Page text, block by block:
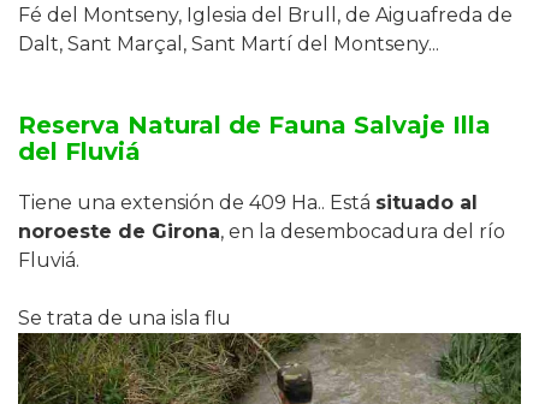
Fé del Montseny, Iglesia del Brull, de Aiguafreda de
Dalt, Sant Marçal, Sant Martí del Montseny...
Reserva Natural de Fauna Salvaje Illa
del Fluviá
Tiene una extensión de 409 Ha.. Está situado al
noroeste de Girona, en la desembocadura del río
Fluviá.
Se trata de una isla flu